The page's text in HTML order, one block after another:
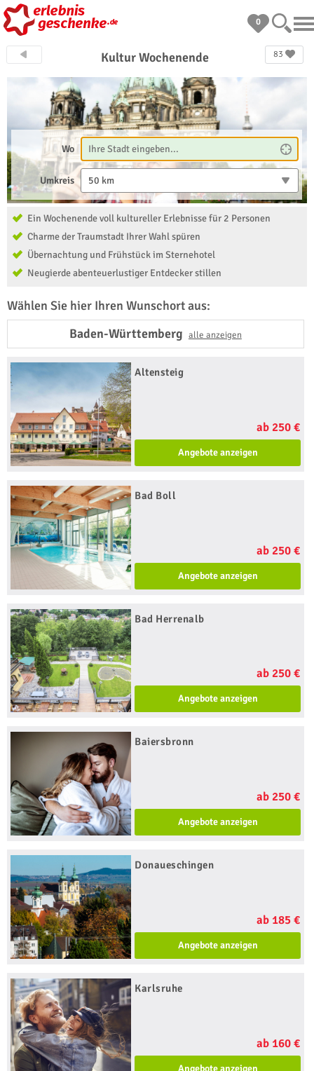
0
83
Kultur Wochenende
Wo
Umkreis 50 km
Ein Wochenende voll kultureller Erlebnisse für 2 Personen
Charme der Traumstadt Ihrer Wahl spüren
Übernachtung und Frühstück im Sternehotel
Neugierde abenteuerlustiger Entdecker stillen
Wählen Sie hier Ihren Wunschort aus:
Baden-Württemberg alle anzeigen
Altensteig
ab 250 €
Angebote anzeigen
Bad Boll
ab 250 €
Angebote anzeigen
Bad Herrenalb
ab 250 €
Angebote anzeigen
Baiersbronn
ab 250 €
Angebote anzeigen
Donaueschingen
ab 185 €
Angebote anzeigen
Karlsruhe
ab 160 €
Angebote anzeigen